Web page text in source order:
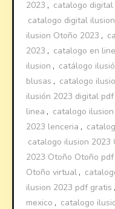
2023 , catalogo
catalogo digital
ilusion Otoño 2023 ,
2023 , catalogo en
ilusion , catálogo
blusas , catalogo
ilusión 2023 digital pdf
linea , catalogo
2023 lenceria ,
catalogo ilusion 2023
2023 Otoño Otoño pdf
Otoño virtual ,
ilusion 2023 pdf gratis ,
mexico , catalogo